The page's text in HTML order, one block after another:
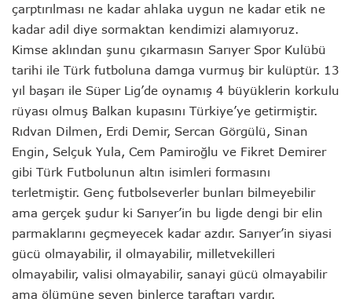
çarptırılması ne kadar ahlaka uygun ne kadar etik ne
kadar adil diye sormaktan kendimizi alamıyoruz.
Kimse aklından şunu çıkarmasın Sarıyer Spor Kulübü
tarihi ile Türk futboluna damga vurmuş bir kulüptür. 13
yıl başarı ile Süper Lig’de oynamış 4 büyüklerin korkulu
rüyası olmuş Balkan kupasını Türkiye’ye getirmiştir.
Rıdvan Dilmen, Erdi Demir, Sercan Görgülü, Sinan
Engin, Selçuk Yula, Cem Pamiroğlu ve Fikret Demirer
gibi Türk Futbolunun altın isimleri formasını
terletmiştir. Genç futbolseverler bunları bilmeyebilir
ama gerçek şudur ki Sarıyer’in bu ligde dengi bir elin
parmaklarını geçmeyecek kadar azdır. Sarıyer’in siyasi
gücü olmayabilir, il olmayabilir, milletvekilleri
olmayabilir, valisi olmayabilir, sanayi gücü olmayabilir
ama ölümüne seven binlerce taraftarı vardır.